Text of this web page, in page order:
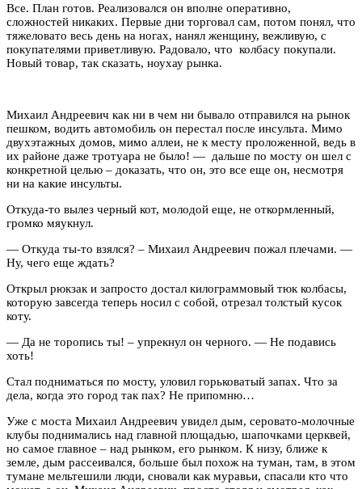
Все. План готов. Реализовался он вполне оперативно,
сложностей никаких. Первые дни торговал сам, потом понял, что
тяжеловато весь день на ногах, нанял женщину, вежливую, с
покупателями приветливую. Радовало, что колбасу покупали.
Новый товар, так сказать, ноухау рынка.
Михаил Андреевич как ни в чем ни бывало отправился на рынок
пешком, водить автомобиль он перестал после инсульта. Мимо
двухэтажных домов, мимо аллеи, не к месту проложенной, ведь в
их районе даже тротуара не было! — дальше по мосту он шел с
конкретной целью – доказать, что он, это все еще он, несмотря
ни на какие инсульты.
Откуда-то вылез черный кот, молодой еще, не откормленный,
громко мяукнул.
— Откуда ты-то взялся? – Михаил Андреевич пожал плечами. —
Ну, чего еще ждать?
Открыл рюкзак и запросто достал килограммовый тюк колбасы,
которую завсегда теперь носил с собой, отрезал толстый кусок
коту.
— Да не торопись ты! – упрекнул он черного. — Не подавись
хоть!
Стал подниматься по мосту, уловил горьковатый запах. Что за
дела, когда это город так пах? Не припомню…
Уже с моста Михаил Андреевич увидел дым, серовато-молочные
клубы поднимались над главной площадью, шапочками церквей,
но самое главное – над рынком, его рынком. К низу, ближе к
земле, дым рассеивался, больше был похож на туман, там, в этом
тумане мельтешили люди, сновали как муравьи, спасали кто что